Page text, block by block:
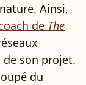
Ainsi,
de The
de son projet.
du